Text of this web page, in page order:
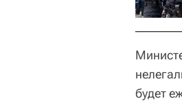
будет